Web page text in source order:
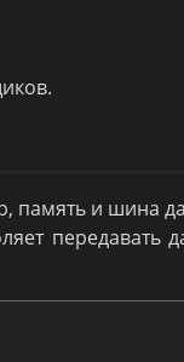
память и шина
передавать